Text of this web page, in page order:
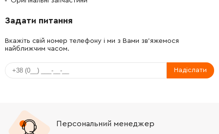
- +
3601025003
Задати питання
Вкажіть свій номер телефону і ми з Вами зв'яжемося
найближчим часом.
Надіслати
Персональний менеджер